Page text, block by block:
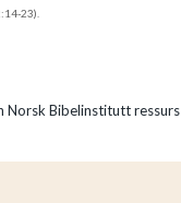
23).
Norsk Bibelinstitutt ressurs